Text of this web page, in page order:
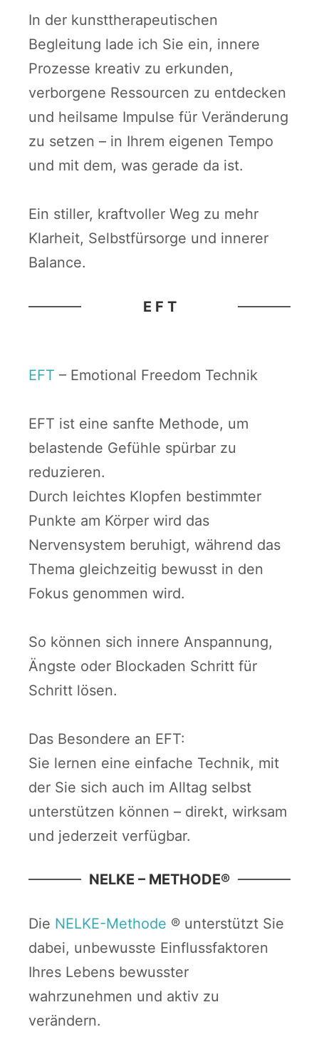
In der kunsttherapeutischen
Begleitung lade ich Sie ein, innere
Prozesse kreativ zu erkunden,
verborgene Ressourcen zu entdecken
und heilsame Impulse für Veränderung
zu setzen – in Ihrem eigenen Tempo
und mit dem, was gerade da ist.
Ein stiller, kraftvoller Weg zu mehr
Klarheit, Selbstfürsorge und innerer
Balance.
E F T
EFT – Emotional Freedom Technik
EFT ist eine sanfte Methode, um
belastende Gefühle spürbar zu
reduzieren.
Durch leichtes Klopfen bestimmter
Punkte am Körper wird das
Nervensystem beruhigt, während das
Thema gleichzeitig bewusst in den
Fokus genommen wird.
So können sich innere Anspannung,
Ängste oder Blockaden Schritt für
Schritt lösen.
Das Besondere an EFT:
Sie lernen eine einfache Technik, mit
der Sie sich auch im Alltag selbst
unterstützen können – direkt, wirksam
und jederzeit verfügbar.
NELKE – METHODE®
Die NELKE-Methode ® unterstützt Sie
dabei, unbewusste Einflussfaktoren
Ihres Lebens bewusster
wahrzunehmen und aktiv zu
verändern.